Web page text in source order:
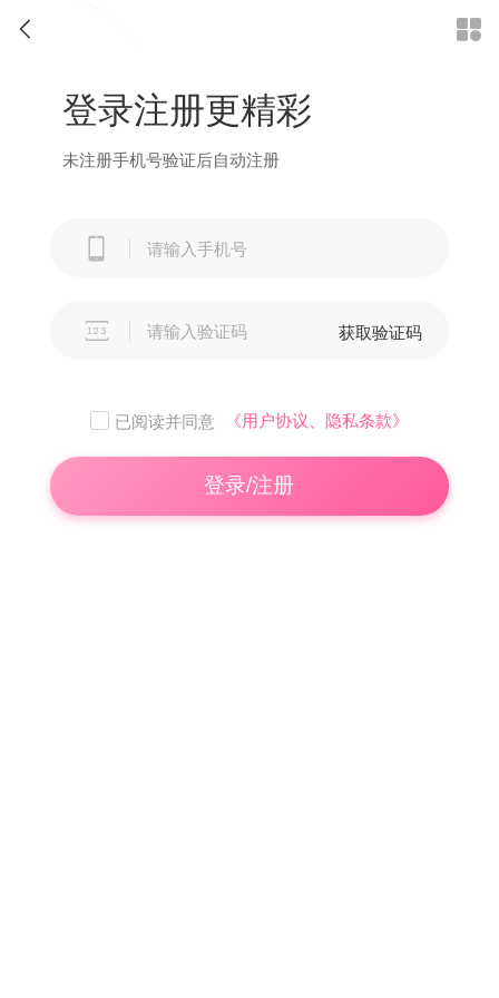

登录注册更精彩
未注册手机号验证后自动注册
 获取验证码
已阅读并同意 《用户协议、隐私条款》
登录/注册
